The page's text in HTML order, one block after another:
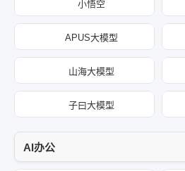
小悟空
APUS大模型
山海大模型
子曰大模型
AI办公